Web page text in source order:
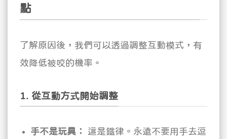
點
了解原因後，我們可以透過調整互動模式，有
效降低被咬的機率。
1. 從互動方式開始調整
手不是玩具：
這是鐵律。永遠不要用手去逗